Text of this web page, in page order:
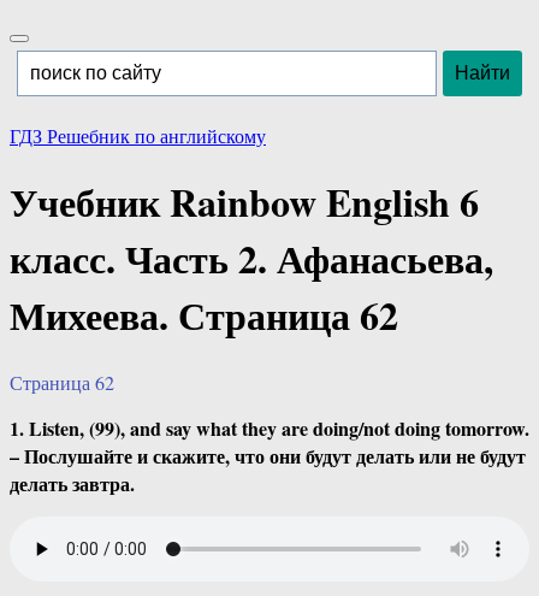
ГДЗ Решебник по английскому
Учебник Rainbow English 6
класс. Часть 2. Афанасьева,
Михеева. Страница 62
Страница 62
1. Listen, (99), and say what they are doing/not doing tomorrow.
– Послушайте и скажите, что они будут делать или не будут
делать завтра.